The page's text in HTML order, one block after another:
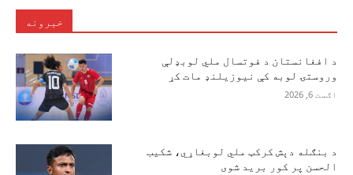
خبرونه
د افغانستان د فوتسال ملي لوبډلې
وروستۍ لوبه کې نیوزیلنډ مات کړ
اګست 6, 2026
د بنګله دېش کرکټ ملي لوبغاړي، شکیب
الحسن پر کور برید شوی